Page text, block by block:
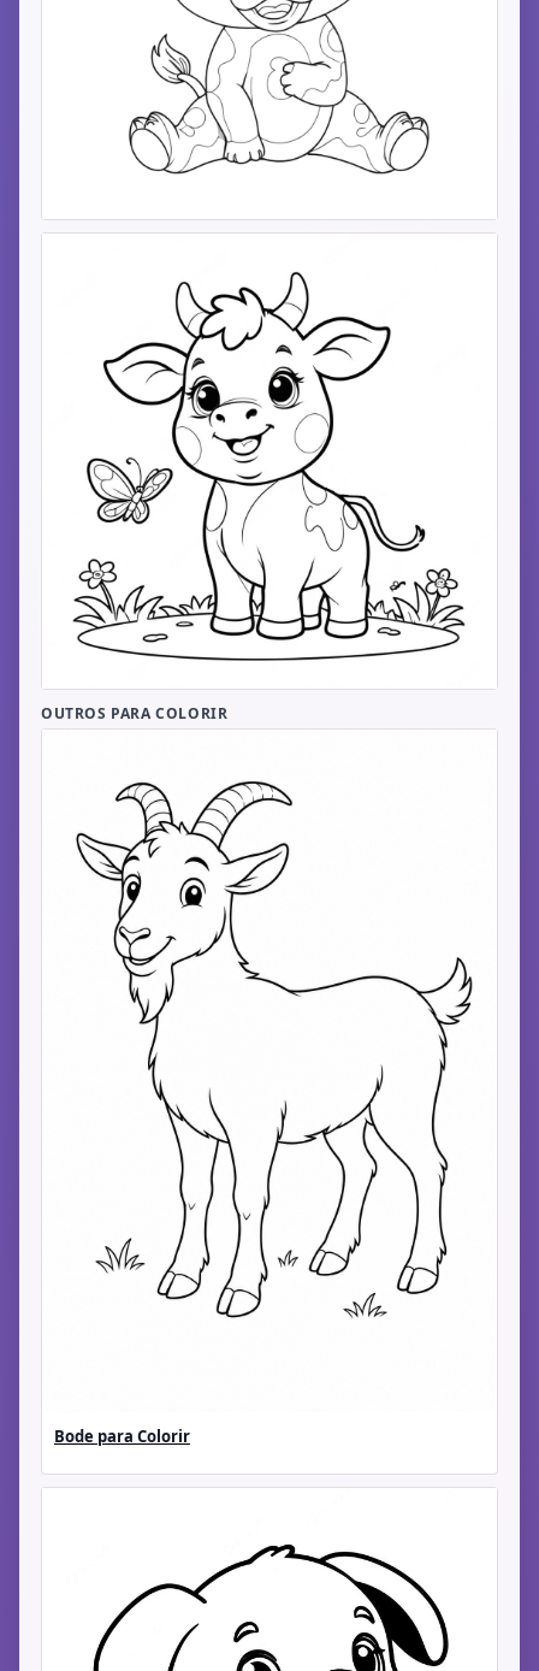
OUTROS PARA COLORIR
Bode para Colorir